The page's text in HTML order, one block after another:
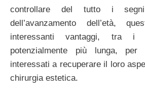
controllare del tutto i
dell’avanzamento dell’età,
interessanti vantaggi, tra i
potenzialmente più lunga,
interessati a recuperare il loro
chirurgia estetica.